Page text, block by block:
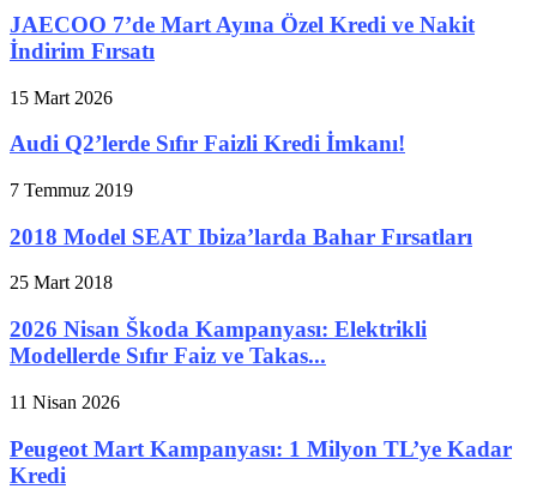
JAECOO 7’de Mart Ayına Özel Kredi ve Nakit
İndirim Fırsatı
15 Mart 2026
Audi Q2’lerde Sıfır Faizli Kredi İmkanı!
7 Temmuz 2019
2018 Model SEAT Ibiza’larda Bahar Fırsatları
25 Mart 2018
2026 Nisan Škoda Kampanyası: Elektrikli
Modellerde Sıfır Faiz ve Takas...
11 Nisan 2026
Peugeot Mart Kampanyası: 1 Milyon TL’ye Kadar
Kredi